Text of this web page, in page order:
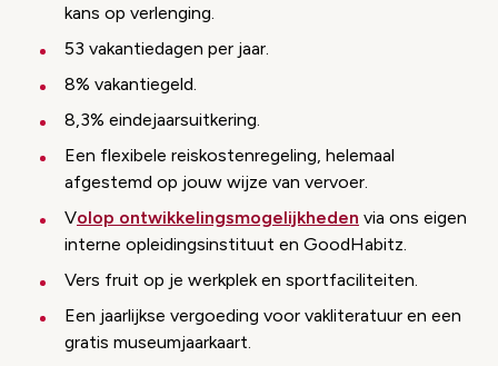
kans op verlenging.
53 vakantiedagen per jaar.
8% vakantiegeld.
8,3% eindejaarsuitkering.
Een flexibele reiskostenregeling, helemaal
afgestemd op jouw wijze van vervoer.
Volop ontwikkelingsmogelijkheden via ons eigen
interne opleidingsinstituut en GoodHabitz.
Vers fruit op je werkplek en sportfaciliteiten.
Een jaarlijkse vergoeding voor vakliteratuur en een
gratis museumjaarkaart.